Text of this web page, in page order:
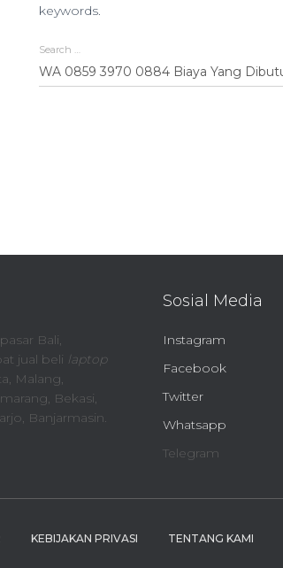
keywords.
Search
for:
Search …
Bali,
jual beli laptop
Malang,
Bekasi,
Banjarmasin.
Sosial Media
Instagram
Facebook
Twitter
Whatsapp
Telegram
KEBIJAKAN PRIVASI TENTANG KAMI